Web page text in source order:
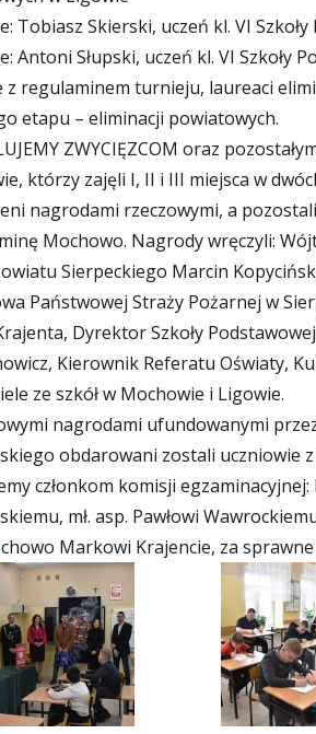
Tobiasz Skierski, uczeń kl. VI
Antoni Słupski, uczeń kl. VI Szkoły
z regulaminem turnieju, laureaci
etapu – eliminacji powiatowych.
ZWYCIĘZCOM oraz
którzy zajęli I, II i III miejsca w
nagrodami rzeczowymi, a
Mochowo. Nagrody wręczyli:
Sierpeckiego Marcin
Państwowej Straży Pożarnej w
Dyrektor Szkoły
Kierownik Referatu Oświaty,
ze szkół w Mochowie i Ligowie.
nagrodami ufundowanymi
obdarowani zostali uczniowie
członkom komisji
mł. asp. Pawłowi
Markowi Krajencie, za